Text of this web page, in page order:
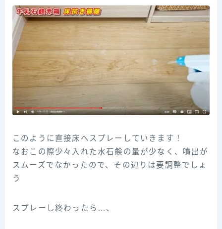
このように直接床へスプレーしていきます！
なおこの際少々入れた水石鹸の量が少なく、噴出が
スムーズでなかったので、その辺りは要調整でしょ
う
スプレーし終わったら…、